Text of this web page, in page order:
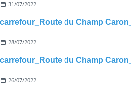
31/07/2022
28/07/2022
26/07/2022